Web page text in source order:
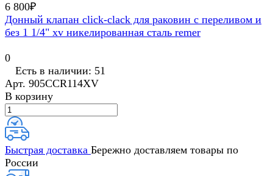
6 800₽
Донный клапан click-clack для раковин с переливом и
без 1 1/4" xv никелированная сталь remer
0
Есть в наличии: 51
Арт. 905CCR114XV
В корзину
Быстрая доставка Бережно доставляем товары по
России